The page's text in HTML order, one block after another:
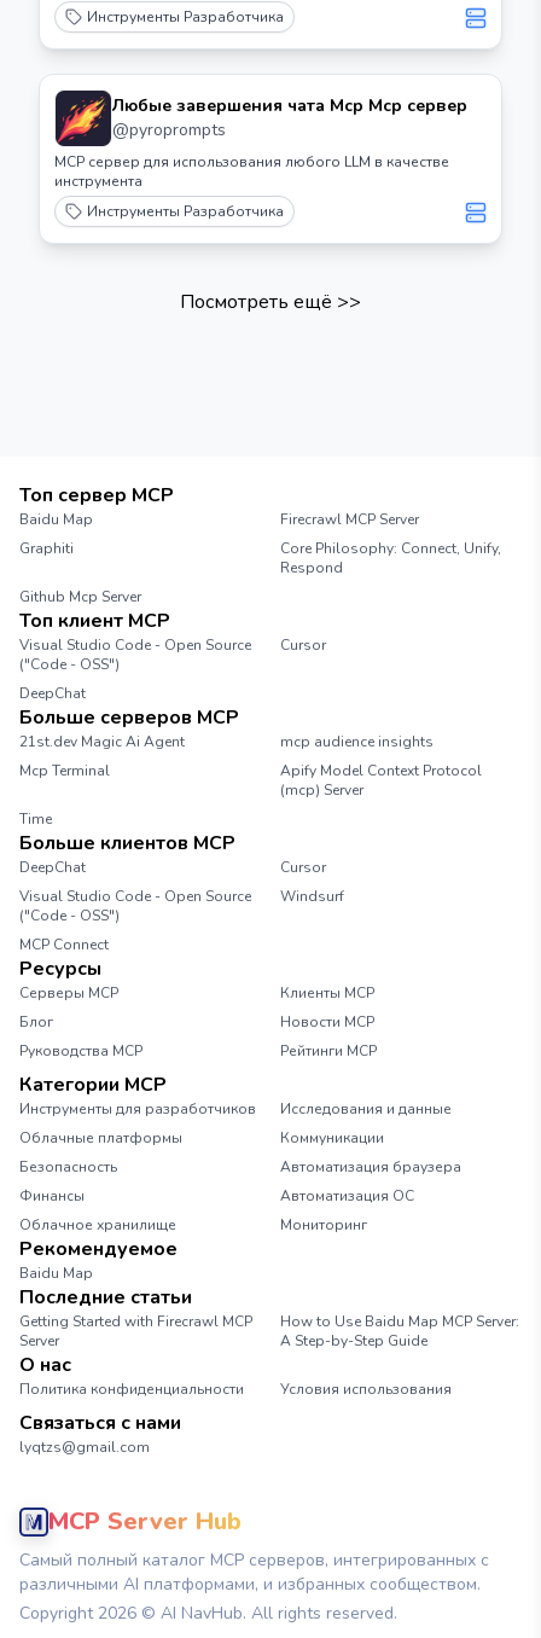
Инструменты Разработчика
Любые завершения чата Mcp Mcp сервер
@pyroprompts
MCP сервер для использования любого LLM в качестве
инструмента
Инструменты Разработчика
Посмотреть ещё >>
Топ сервер MCP
Baidu Map
Firecrawl MCP Server
Graphiti
Core Philosophy: Connect, Unify,
Respond
Github Mcp Server
Топ клиент MCP
Visual Studio Code - Open Source
("Code - OSS")
Cursor
DeepChat
Больше серверов MCP
21st.dev Magic Ai Agent
mcp audience insights
Mcp Terminal
Apify Model Context Protocol
(mcp) Server
Time
Больше клиентов MCP
DeepChat
Cursor
Visual Studio Code - Open Source
("Code - OSS")
Windsurf
MCP Connect
Ресурсы
Серверы MCP
Клиенты MCP
Блог
Новости MCP
Руководства MCP
Рейтинги MCP
Категории MCP
Инструменты для разработчиков
Исследования и данные
Облачные платформы
Коммуникации
Безопасность
Автоматизация браузера
Финансы
Автоматизация ОС
Облачное хранилище
Мониторинг
Рекомендуемое
Baidu Map
Последние статьи
Getting Started with Firecrawl MCP
Server
How to Use Baidu Map MCP Server:
A Step-by-Step Guide
О нас
Политика конфиденциальности Условия использования
Связаться с нами
lyqtzs@gmail.com
MCP Server Hub
Самый полный каталог MCP серверов, интегрированных с
различными AI платформами, и избранных сообществом.
Copyright 2026 © AI NavHub. All rights reserved.